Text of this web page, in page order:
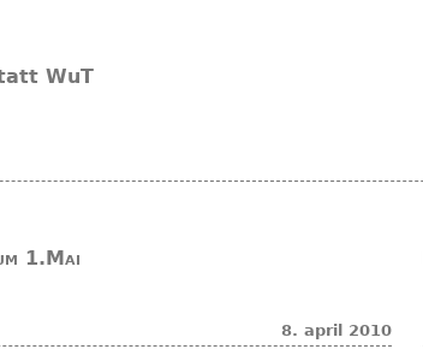
WuT
1.Mai
8. april 2010